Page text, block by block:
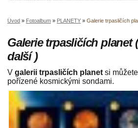
Úvod » Fotoalbum » PLANETY » Galerie trpasličích
Galerie trpasličích planet
další )
V galerii trpasličích planetsi
pořízené kosmickými sondami.